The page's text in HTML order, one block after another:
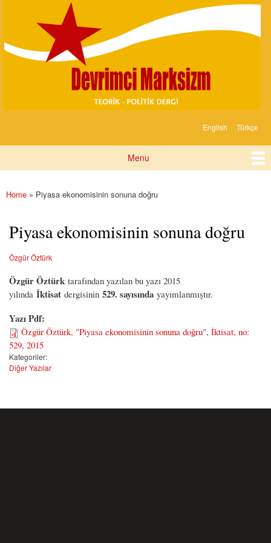
content
Marksizm
English Türkçe
Menu
You are here
Home » Piyasa ekonomisinin sonuna doğru
Piyasa ekonomisinin sonuna doğru
Özgür Öztürk
Özgür Öztürk tarafından yazılan bu yazı 2015
yılında İktisat dergisinin 529. sayısında yayımlanmıştır.
Yazı Pdf:
Özgür Öztürk, "Piyasa ekonomisinin sonuna doğru", İktisat, no:
529, 2015
Kategoriler:
Diğer Yazılar